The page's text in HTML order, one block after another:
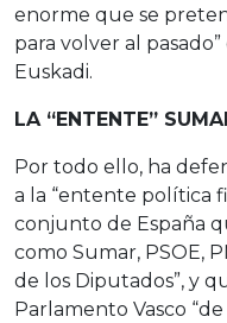
enorme que se
para volver al
Euskadi.
LA “ENTENTE”
Por todo ello, ha
a la “entente política
conjunto de España
como Sumar, PSOE,
de los Diputados”, y
Parlamento Vasco